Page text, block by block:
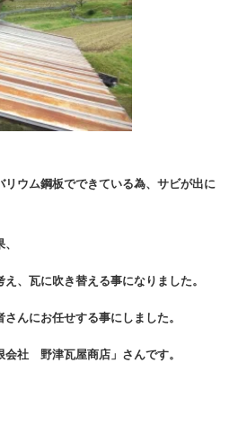
ウム鋼板でできている為、サビが出に
、瓦に吹き替える事になりました。
んにお任せする事にしました。
会社 野津瓦屋商店」さんです。